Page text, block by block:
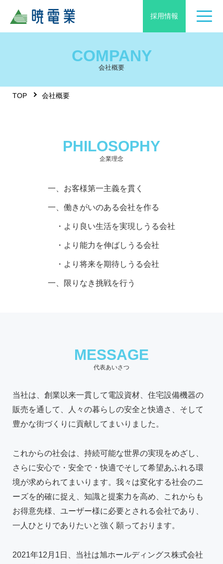
採用情報
COMPANY
会社概要
TOP 会社概要
PHILOSOPHY
企業理念
一、お客様第一主義を貫く
一、働きがいのある会社を作る
・より良い生活を実現しうる会社
・より能力を伸ばしうる会社
・より将来を期待しうる会社
一、限りなき挑戦を行う
MESSAGE
代表あいさつ
当社は、創業以来一貫して電設資材、住宅設備機器の
販売を通して、人々の暮らしの安全と快適さ、そして
豊かな街づくりに貢献してまいりました。
これからの社会は、持続可能な世界の実現をめざし、
さらに安心で・安全で・快適でそして希望あふれる環
境が求められてまいります。我々は変化する社会のニ
ーズを的確に捉え、知識と提案力を高め、これからも
お得意先様、ユーザー様に必要とされる会社であり、
一人ひとりでありたいと強く願っております。
2021年12月1日、当社は旭ホールディングス株式会社